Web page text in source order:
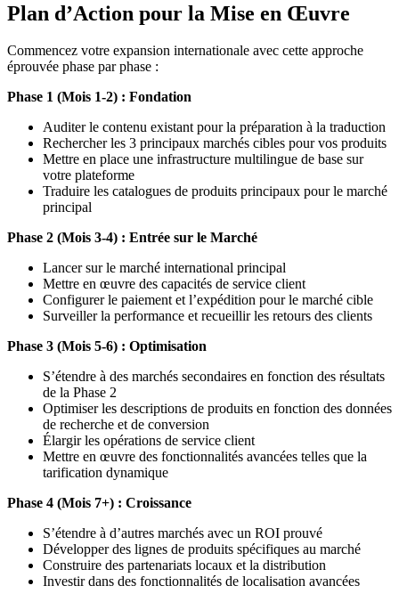
Plan d’Action pour la Mise en Œuvre
Commencez votre expansion internationale avec cette approche
éprouvée phase par phase :
Phase 1 (Mois 1-2) : Fondation
Auditer le contenu existant pour la préparation à la traduction
Rechercher les 3 principaux marchés cibles pour vos produits
Mettre en place une infrastructure multilingue de base sur
votre plateforme
Traduire les catalogues de produits principaux pour le marché
principal
Phase 2 (Mois 3-4) : Entrée sur le Marché
Lancer sur le marché international principal
Mettre en œuvre des capacités de service client
Configurer le paiement et l’expédition pour le marché cible
Surveiller la performance et recueillir les retours des clients
Phase 3 (Mois 5-6) : Optimisation
S’étendre à des marchés secondaires en fonction des résultats
de la Phase 2
Optimiser les descriptions de produits en fonction des données
de recherche et de conversion
Élargir les opérations de service client
Mettre en œuvre des fonctionnalités avancées telles que la
tarification dynamique
Phase 4 (Mois 7+) : Croissance
S’étendre à d’autres marchés avec un ROI prouvé
Développer des lignes de produits spécifiques au marché
Construire des partenariats locaux et la distribution
Investir dans des fonctionnalités de localisation avancées